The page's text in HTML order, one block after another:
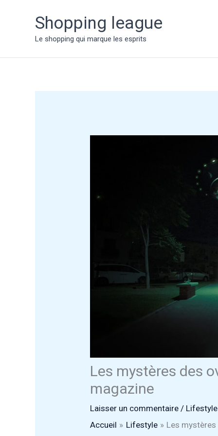
Shopping league
Le shopping qui marque les esprits
Les mystères des
magazine
Laisser un commentaire / Lifestyle
Accueil
Lifestyle Les